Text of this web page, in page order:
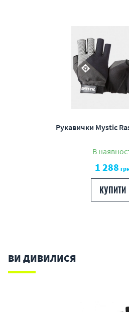
Рукавички Mystic
В
1 288
КУПИТИ
ВИ ДИВИЛИСЯ